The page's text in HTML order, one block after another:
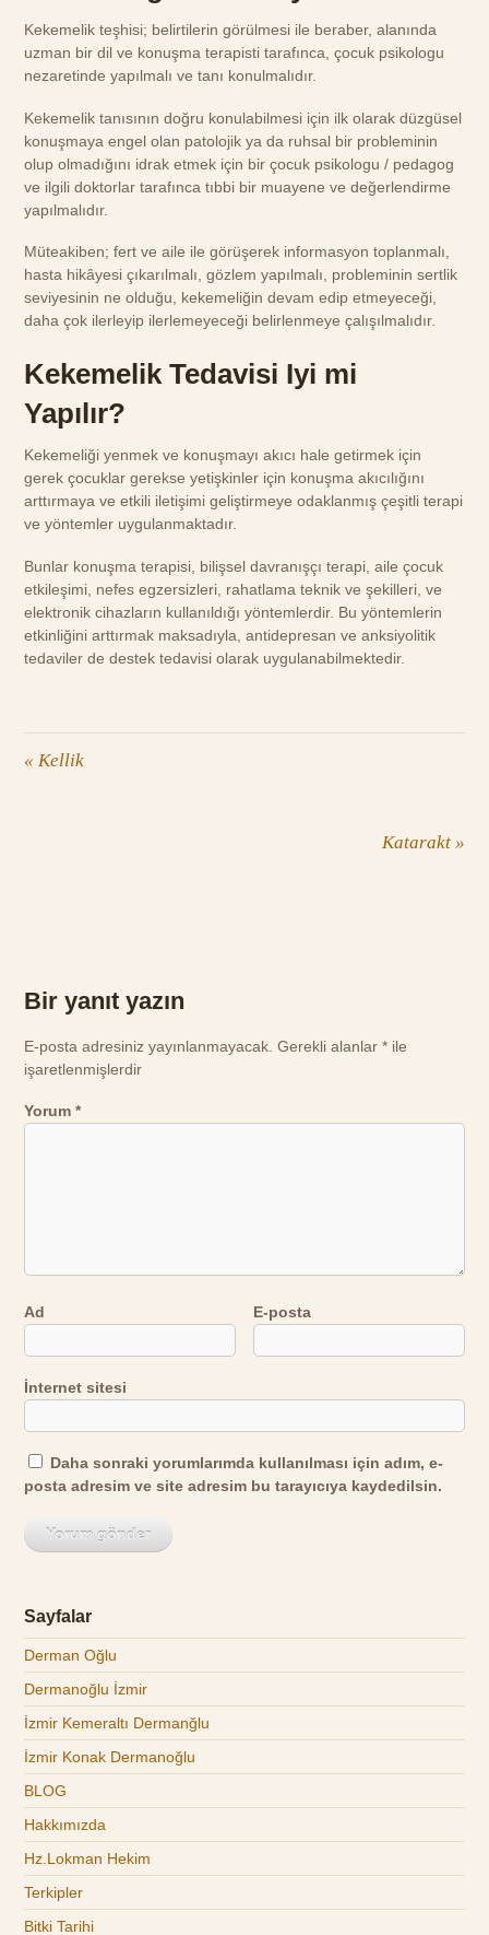
Kekemelik teşhisi; belirtilerin görülmesi ile beraber, alanında
uzman bir dil ve konuşma terapisti tarafınca, çocuk psikologu
nezaretinde yapılmalı ve tanı konulmalıdır.
Kekemelik tanısının doğru konulabilmesi için ilk olarak düzgüsel
konuşmaya engel olan patolojik ya da ruhsal bir probleminin
olup olmadığını idrak etmek için bir çocuk psikologu / pedagog
ve ilgili doktorlar tarafınca tıbbi bir muayene ve değerlendirme
yapılmalıdır.
Müteakiben; fert ve aile ile görüşerek informasyon toplanmalı,
hasta hikâyesi çıkarılmalı, gözlem yapılmalı, probleminin sertlik
seviyesinin ne olduğu, kekemeliğin devam edip etmeyeceği,
daha çok ilerleyip ilerlemeyeceği belirlenmeye çalışılmalıdır.
Kekemelik Tedavisi Iyi mi
Yapılır?
Kekemeliği yenmek ve konuşmayı akıcı hale getirmek için
gerek çocuklar gerekse yetişkinler için konuşma akıcılığını
arttırmaya ve etkili iletişimi geliştirmeye odaklanmış çeşitli terapi
ve yöntemler uygulanmaktadır.
Bunlar konuşma terapisi, bilişsel davranışçı terapi, aile çocuk
etkileşimi, nefes egzersizleri, rahatlama teknik ve şekilleri, ve
elektronik cihazların kullanıldığı yöntemlerdir. Bu yöntemlerin
etkinliğini arttırmak maksadıyla, antidepresan ve anksiyolitik
tedaviler de destek tedavisi olarak uygulanabilmektedir.
« Kellik
Katarakt »
Bir yanıt yazın
E-posta adresiniz yayınlanmayacak. Gerekli alanlar* ile
işaretlenmişlerdir
Yorum*
Ad E-posta
İnternet sitesi
Daha sonraki yorumlarımda kullanılması için adım, e-
posta adresim ve site adresim bu tarayıcıya kaydedilsin.
Sayfalar
Derman Oğlu
Dermanoğlu İzmir
İzmir Kemeraltı Dermanğlu
İzmir Konak Dermanoğlu
BLOG
Hakkımızda
Hz.Lokman Hekim
Terkipler
Bitki Tarihi